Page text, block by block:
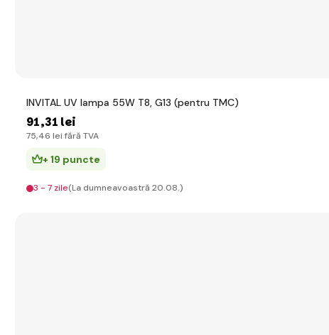
INVITAL UV lampa 55W T8, G13 (pentru TMC)
91,31 lei
75,46 lei fără TVA
+ 19 puncte
3 - 7 zile(La dumneavoastră 20.08.)